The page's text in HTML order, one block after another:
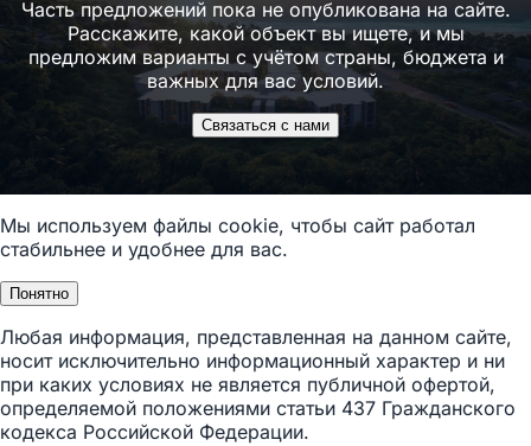
Часть предложений пока не опубликована на сайте.
Расскажите, какой объект вы ищете, и мы
предложим варианты с учётом страны, бюджета и
важных для вас условий.
Связаться с нами
Мы используем файлы cookie, чтобы сайт работал
стабильнее и удобнее для вас.
Понятно
Любая информация, представленная на данном сайте,
носит исключительно информационный характер и ни
при каких условиях не является публичной офертой,
определяемой положениями статьи 437 Гражданского
кодекса Российской Федерации.